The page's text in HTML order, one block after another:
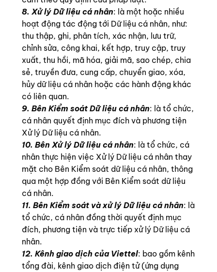
8. Xử lý Dữ liệu cá nhân: là một hoặc nhiều
hoạt động tác động tới Dữ liệu cá nhân, như:
thu thập, ghi, phân tích, xác nhận, lưu trữ,
chỉnh sửa, công khai, kết hợp, truy cập, truy
xuất, thu hồi, mã hóa, giải mã, sao chép, chia
sẻ, truyền đưa, cung cấp, chuyển giao, xóa,
hủy dữ liệu cá nhân hoặc các hành động khác
có liên quan.
9. Bên Kiểm soát Dữ liệu cá nhân: là tổ chức,
cá nhân quyết định mục đích và phương tiện
Xử lý Dữ liệu cá nhân.
10. Bên Xử lý Dữ liệu cá nhân: là tổ chức, cá
nhân thực hiện việc Xử lý Dữ liệu cá nhân thay
mặt cho Bên Kiểm soát dữ liệu cá nhân, thông
qua một hợp đồng với Bên Kiểm soát dữ liệu
cá nhân.
11. Bên Kiểm soát và xử lý Dữ liệu cá nhân: là
tổ chức, cá nhân đồng thời quyết định mục
đích, phương tiện và trực tiếp xử lý Dữ liệu cá
nhân.
12. Kênh giao dịch của Viettel: bao gồm kênh
tổng đài, kênh giao dịch điện tử (ứng dụng